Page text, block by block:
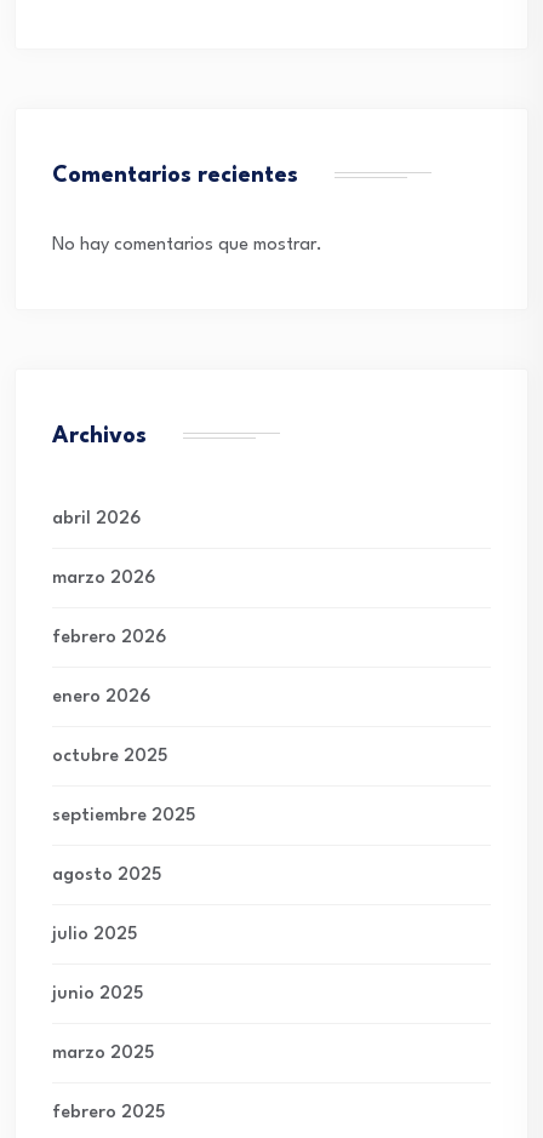
Comentarios recientes
No hay comentarios que mostrar.
Archivos
abril 2026
marzo 2026
febrero 2026
enero 2026
octubre 2025
septiembre 2025
agosto 2025
julio 2025
junio 2025
marzo 2025
febrero 2025